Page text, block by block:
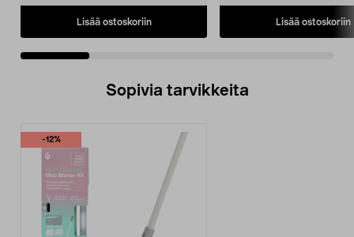
Lisää ostoskoriin Lisää ostoskoriin
Sopivia tarvikkeita
-12%